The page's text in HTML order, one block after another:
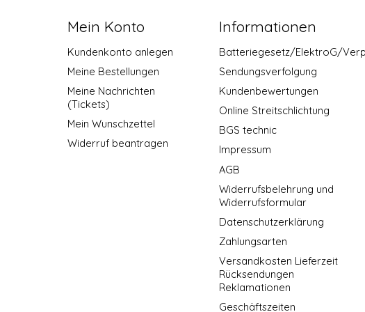
Mein Konto
Kundenkonto anlegen
Meine Bestellungen
Meine Nachrichten
(Tickets)
Mein Wunschzettel
Widerruf beantragen
Informationen
Batteriegesetz/ElektroG/
Sendungsverfolgung
Kundenbewertungen
Online Streitschlichtung
BGS technic
Impressum
AGB
Widerrufsbelehrung und
Widerrufsformular
Datenschutzerklärung
Zahlungsarten
Versandkosten Lieferzeit
Rücksendungen
Reklamationen
Geschäftszeiten